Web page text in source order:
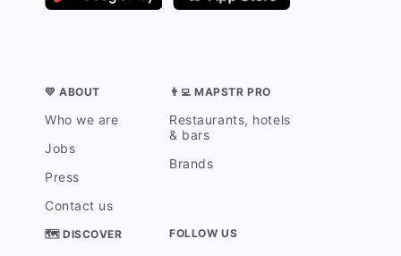
💛 ABOUT
Who we are
Jobs
Press
Contact us
👨‍💻 MAPSTR PRO
Restaurants, hotels
& bars
Brands
🗺 DISCOVER FOLLOW US